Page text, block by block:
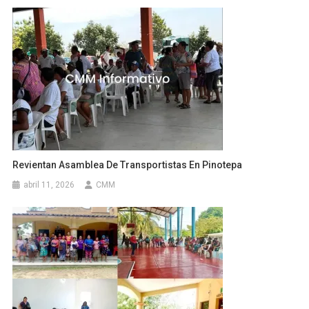
Revientan Asamblea De Transportistas En Pinotepa
abril 11, 2026 CMM